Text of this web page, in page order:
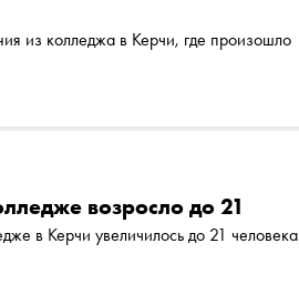
из колледжа в Керчи, где произошло
возросло до 21
в Керчи увеличилось до 21 человека